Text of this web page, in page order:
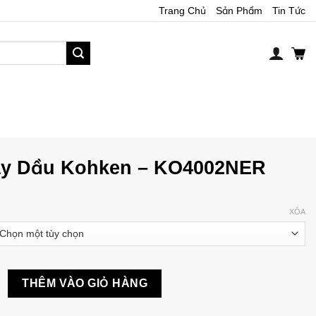
Trang Chủ Sản Phẩm Tin Tức
Dầu Kohken – KO4002NER
XÓA
- KO4002NER số lượng
THÊM VÀO GIỎ HÀNG